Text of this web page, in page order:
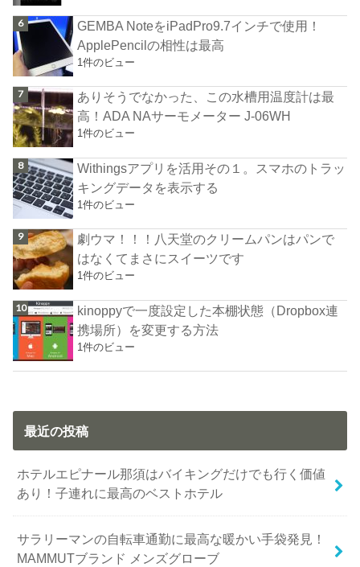
GEMBA NoteをiPadPro9.7インチで使用！
ApplePencilの相性は最高
1件のビュー
ありそうでなかった、この水槽用温度計は最
高！ADA NAサーモメーター J-06WH
1件のビュー
Withingsアプリを活用その１。スマホのトラッ
キングデータを表示する
1件のビュー
劇ウマ！！！八天堂のクリームパンはパンで
はなくてまさにスイーツです
1件のビュー
kinoppyで一度設定した本棚状態（Dropbox連
携場所）を変更する方法
1件のビュー
最近の投稿
ホテルエピナール那須はバイキングだけでも行く価値
あり！子連れに最高のベストホテル
サラリーマンの自転車通勤に最高な暖かい手袋発見！
MAMMUTブランド メンズグローブ